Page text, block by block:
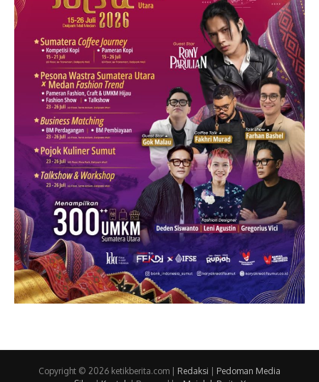
Copyright © 2026 ketikberita.com | Redaksi
Pedoman Media